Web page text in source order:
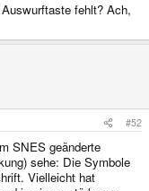
fehlt? Ach,
#52
SNES geänderte
sehe: Die Symbole
Vielleicht hat